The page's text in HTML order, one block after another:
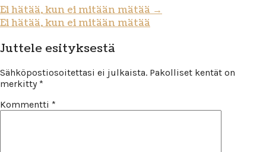
Ei hätää, kun ei mitään mätää →
Ei hätää, kun ei mitään mätää
Juttele esityksestä
Sähköpostiosoitettasi ei julkaista. Pakolliset kentät on
merkitty *
Kommentti *